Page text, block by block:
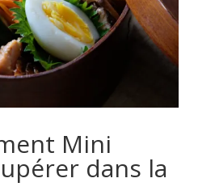
Mini
dans la